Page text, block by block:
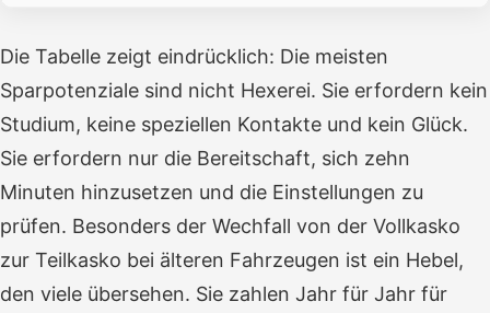
Die Tabelle zeigt eindrücklich: Die meisten
Sparpotenziale sind nicht Hexerei. Sie erfordern kein
Studium, keine speziellen Kontakte und kein Glück.
Sie erfordern nur die Bereitschaft, sich zehn
Minuten hinzusetzen und die Einstellungen zu
prüfen. Besonders der Wechfall von der Vollkasko
zur Teilkasko bei älteren Fahrzeugen ist ein Hebel,
den viele übersehen. Sie zahlen Jahr für Jahr für